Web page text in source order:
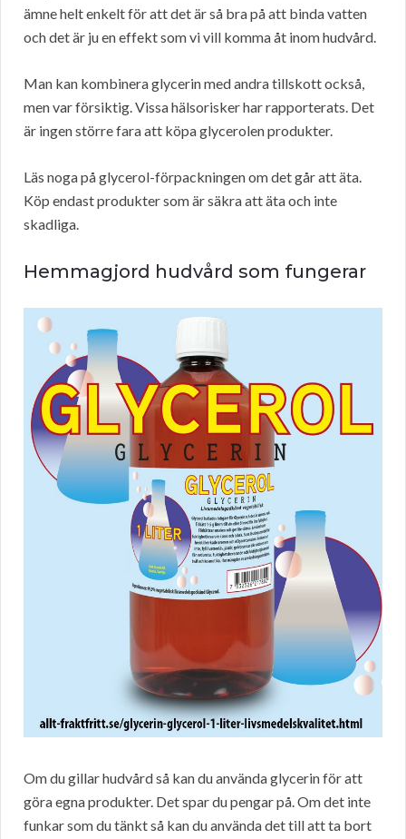
ämne helt enkelt för att det är så bra på att binda vatten
och det är ju en effekt som vi vill komma åt inom hudvård.
Man kan kombinera glycerin med andra tillskott också,
men var försiktig. Vissa hälsorisker har rapporterats. Det
är ingen större fara att köpa glycerolen produkter.
Läs noga på glycerol-förpackningen om det går att äta.
Köp endast produkter som är säkra att äta och inte
skadliga.
Hemmagjord hudvård som fungerar
Om du gillar hudvård så kan du använda glycerin för att
göra egna produkter. Det spar du pengar på. Om det inte
funkar som du tänkt så kan du använda det till att ta bort